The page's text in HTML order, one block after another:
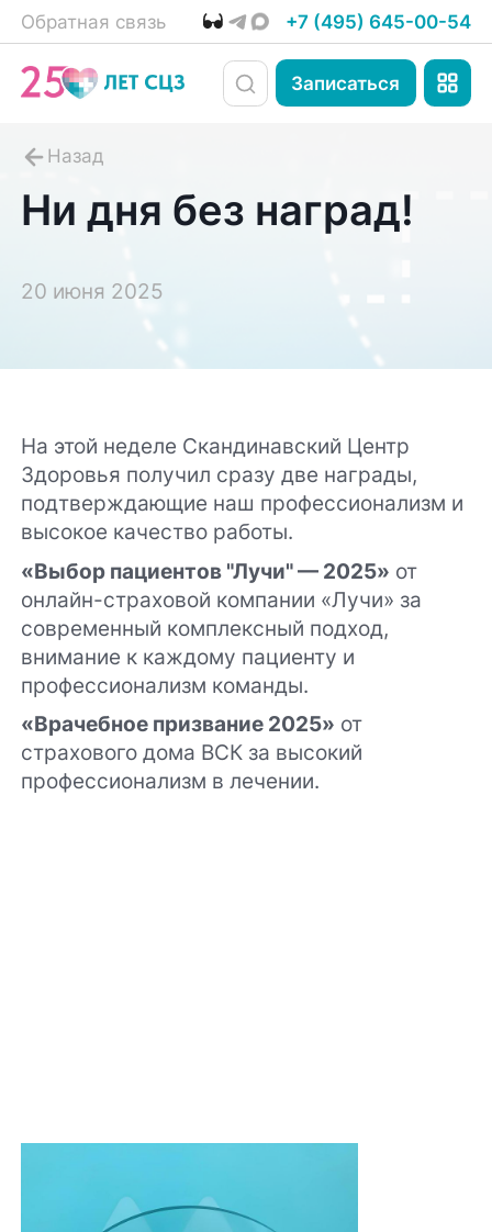
Обратная связь +7 (495) 645-00-54
Записаться
Ни дня без наград!
20 июня 2025
На этой неделе Скандинавский Центр
Здоровья получил сразу две награды,
подтверждающие наш профессионализм и
высокое качество работы.
«Выбор пациентов "Лучи" — 2025» от
онлайн-страховой компании «Лучи» за
современный комплексный подход,
внимание к каждому пациенту и
профессионализм команды.
«Врачебное призвание 2025» от
страхового дома ВСК за высокий
профессионализм в лечении.